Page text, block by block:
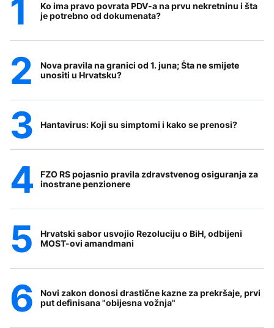
Ko ima pravo povrata PDV-a na prvu nekretninu i šta
je potrebno od dokumenata?
Nova pravila na granici od 1. juna; Šta ne smijete
unositi u Hrvatsku?
Hantavirus: Koji su simptomi i kako se prenosi?
FZO RS pojasnio pravila zdravstvenog osiguranja za
inostrane penzionere
Hrvatski sabor usvojio Rezoluciju o BiH, odbijeni
MOST-ovi amandmani
Novi zakon donosi drastične kazne za prekršaje, prvi
put definisana "obijesna vožnja"